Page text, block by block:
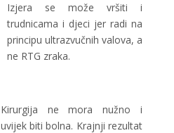
Izjera se može vršiti i
trudnicama i djeci jer radi na
principu ultrazvučnih valova, a
ne RTG zraka.
Kirurgija ne mora nužno i
uvijek biti bolna. Krajnji rezultat